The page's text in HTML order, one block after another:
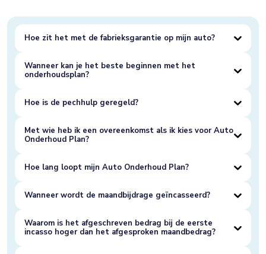
Hoe zit het met de fabrieksgarantie op mijn auto?
Wanneer kan je het beste beginnen met het
onderhoudsplan?
Hoe is de pechhulp geregeld?
Met wie heb ik een overeenkomst als ik kies voor Auto
Onderhoud Plan?
Hoe lang loopt mijn Auto Onderhoud Plan?
Wanneer wordt de maandbijdrage geïncasseerd?
Waarom is het afgeschreven bedrag bij de eerste
incasso hoger dan het afgesproken maandbedrag?